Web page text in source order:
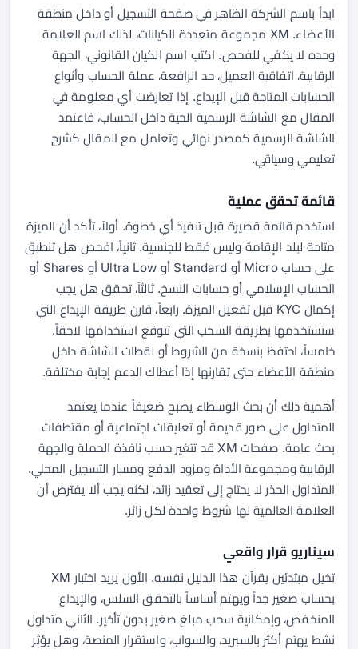
ابدأ باسم الشركة الظاهر في صفحة التسجيل أو داخل منطقة
الأعضاء. XM مجموعة متعددة الكيانات، لذلك اسم العلامة
وحده لا يكفي للفحص. اكتب اسم الكيان القانوني، الجهة
الرقابية، اتفاقية العميل، حد الرافعة، عملة الحساب وأنواع
الحسابات المتاحة قبل الإيداع. إذا تعارضت أي معلومة في
المقال مع الشاشة الرسمية الحية داخل الحساب، فاعتمد
الشاشة الرسمية كمصدر نهائي وتعامل مع المقال كشرح
تعليمي وسياقي.
قائمة تحقق عملية
استخدم قائمة قصيرة قبل تنفيذ أي خطوة. أولاً، تأكد أن الميزة
متاحة لبلد الإقامة وليس فقط للجنسية. ثانياً، افحص هل تنطبق
على حساب Micro أو Standard أو Ultra Low أو Shares أو
الحساب الإسلامي أو حسابات النسخ. ثالثاً، تحقق هل يجب
إكمال KYC قبل تفعيل الميزة. رابعاً، قارن طريقة الإيداع التي
ستستخدمها بطريقة السحب التي تتوقع استخدامها لاحقاً.
خامساً، احتفظ بنسخة من الشروط أو لقطات الشاشة داخل
منطقة الأعضاء حتى تقارنها إذا أعطاك الدعم إجابة مختلفة.
أهمية ذلك أن بحث الوسطاء يصبح ضعيفاً عندما يعتمد
المتداول على صور قديمة أو تعليقات اجتماعية أو مقتطفات
بحث عامة. صفحات XM قد تتغير حسب نافذة الحملة والجهة
الرقابية ومجموعة الأداة ومزود الدفع ومسار التسجيل المحلي.
المتداول الحذر لا يحتاج إلى تعقيد زائد، لكنه يجب ألا يفترض أن
العلامة العالمية لها شروط واحدة لكل زائر.
سيناريو قرار واقعي
تخيل مبتدئين يقرآن هذا الدليل نفسه. الأول يريد اختبار XM
بحساب صغير جداً ويهتم أساساً بالتحقق السلس، والإيداع
المنخفض، وإمكانية سحب مبلغ صغير بدون تأخير. الثاني متداول
نشط يهتم أكثر بالسبريد، والسواب، واستقرار المنصة، وهل يؤثر